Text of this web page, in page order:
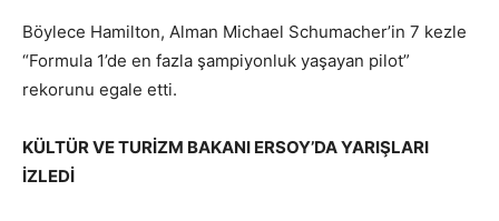
Böylece Hamilton, Alman Michael Schumacher’in 7 kezle
“Formula 1’de en fazla şampiyonluk yaşayan pilot”
rekorunu egale etti.
KÜLTÜR VE TURİZM BAKANI ERSOY’DA YARIŞLARI
İZLEDİ